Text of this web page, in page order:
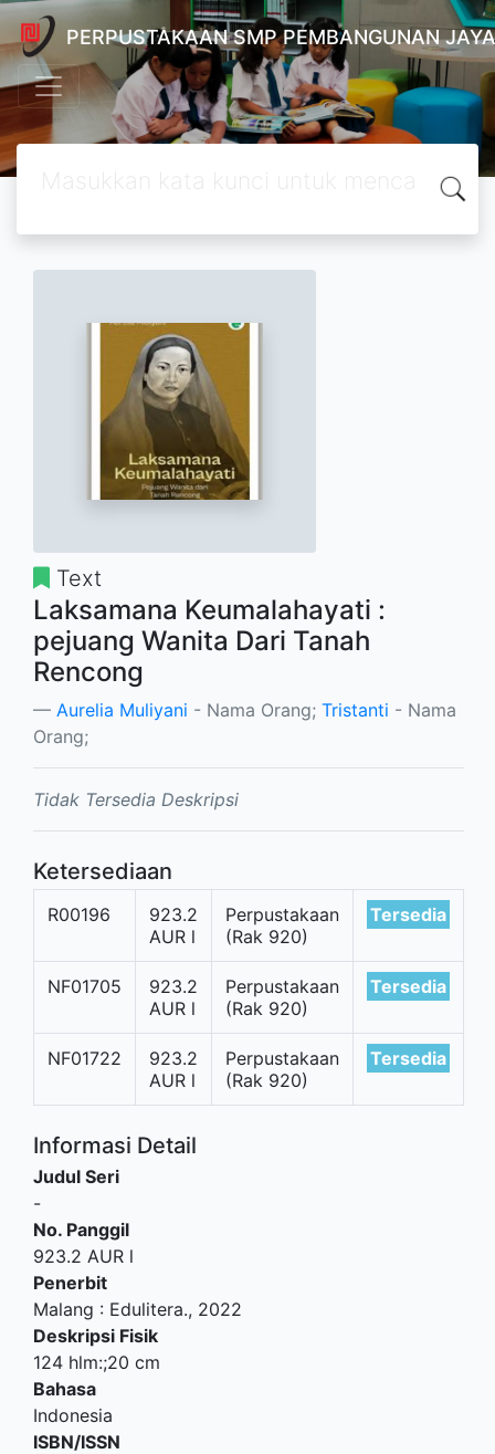
PERPUSTAKAAN SMP PEMBANGUNAN
Text
Laksamana Keumalahayati :
pejuang Wanita Dari Tanah
Rencong
Aurelia Muliyani - Nama Orang; Tristanti - Nama
Orang;
Tidak Tersedia Deskripsi
Ketersediaan
R00196
923.2
AUR l
Perpustakaan
(Rak 920)
Tersedia
NF01705
923.2
AUR l
Perpustakaan
(Rak 920)
Tersedia
NF01722
923.2
AUR l
Perpustakaan
(Rak 920)
Tersedia
Informasi Detail
Judul Seri
-
No. Panggil
923.2 AUR l
Penerbit
Malang : Edulitera., 2022
Deskripsi Fisik
124 hlm:;20 cm
Bahasa
Indonesia
ISBN/ISSN